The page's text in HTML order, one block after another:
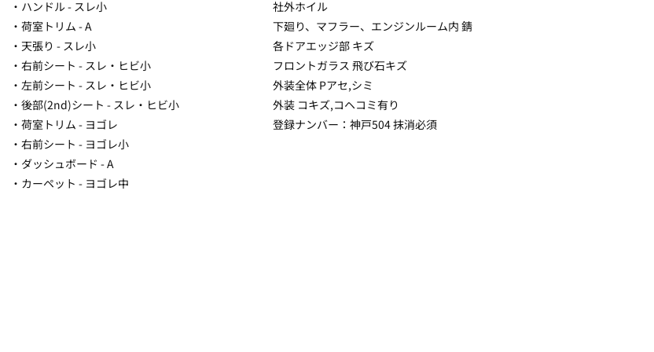
・ハンドル - スレ小
・荷室トリム - A
・天張り - スレ小
・右前シート - スレ・ヒビ小
・左前シート - スレ・ヒビ小
・後部(2nd)シート - スレ・ヒビ小
・荷室トリム - ヨゴレ
・右前シート - ヨゴレ小
・ダッシュボード - A
・カーペット - ヨゴレ中
社外ホイル
下廻り、マフラー、エンジンルーム内 錆
各ドアエッジ部 キズ
フロントガラス 飛び石キズ
外装全体 Pアセ,シミ
外装 コキズ,コヘコミ有り
登録ナンバー：神戸504 抹消必須